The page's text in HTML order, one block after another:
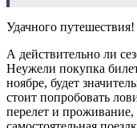
Удачного путешествия!
А действительно ли
Неужели покупка
ноябре, будет
стоит попробовать
перелет и проживание,